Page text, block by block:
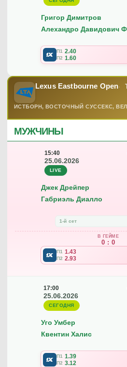
Григор Димитров
Алехандро Давидович
П1 2.40
П2 1.60
Lexus Eastbourne Open
ИСТБОРН, ВОСТОЧНЫЙ СУССЕКС,
МУЖЧИНЫ
15:40
25.06.2026
LIVE
Джек Дрейпер
Габриэль Диалло
1-й сет
В ГЕЙМЕ
0 : 0
П1 1.43
П2 2.93
17:00
25.06.2026
СЕГОДНЯ
Уго Умбер
Квентин Халис
П1 1.39
П2 3.12